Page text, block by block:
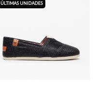
ÚLTIMAS UNIDADES